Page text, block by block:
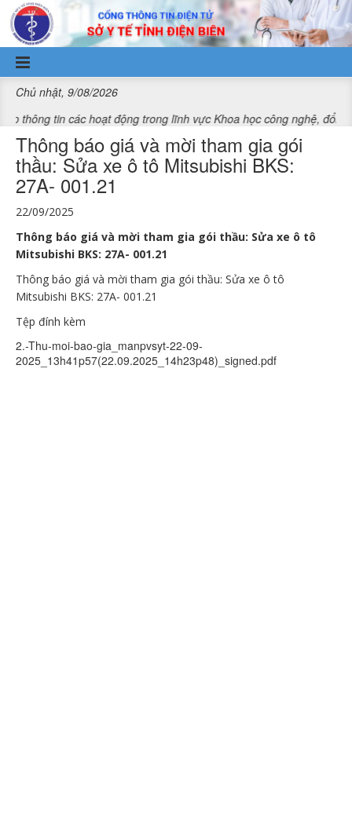
Truy cập nội dung luôn
Chủ nhật, 9/08/2026
các hoạt động trong lĩnh vực Khoa học công nghệ, đổi mới sáng
Thông báo giá và mời tham gia gói
thầu: Sửa xe ô tô Mitsubishi BKS:
27A- 001.21
22/09/2025
Thông báo giá và mời tham gia gói thầu: Sửa xe ô tô
Mitsubishi BKS: 27A- 001.21
Thông báo giá và mời tham gia gói thầu: Sửa xe ô tô
Mitsubishi BKS: 27A- 001.21
Tệp đính kèm
2.-Thu-moi-bao-gia_manpvsyt-22-09-
2025_13h41p57(22.09.2025_14h23p48)_signed.pdf